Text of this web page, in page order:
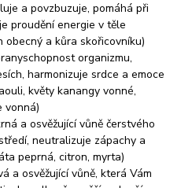
a povzbuzuje, pomáhá při
proudění energie v těle
obecný a kůra skořicovníku)
organizmu,
harmonizuje srdce a emoce
květy kanangy vonné,
vonná)
a osvěžující vůně čerstvého
neutralizuje zápachy a
peprná, citron, myrta)
a osvěžující vůně, která Vám